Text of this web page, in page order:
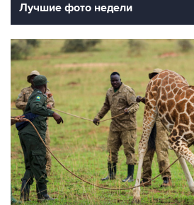
Лучшие фото недели